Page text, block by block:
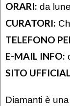
ORARI: da
CURATORI:
TELEFONO
E-MAIL INFO:
SITO
Diamanti è